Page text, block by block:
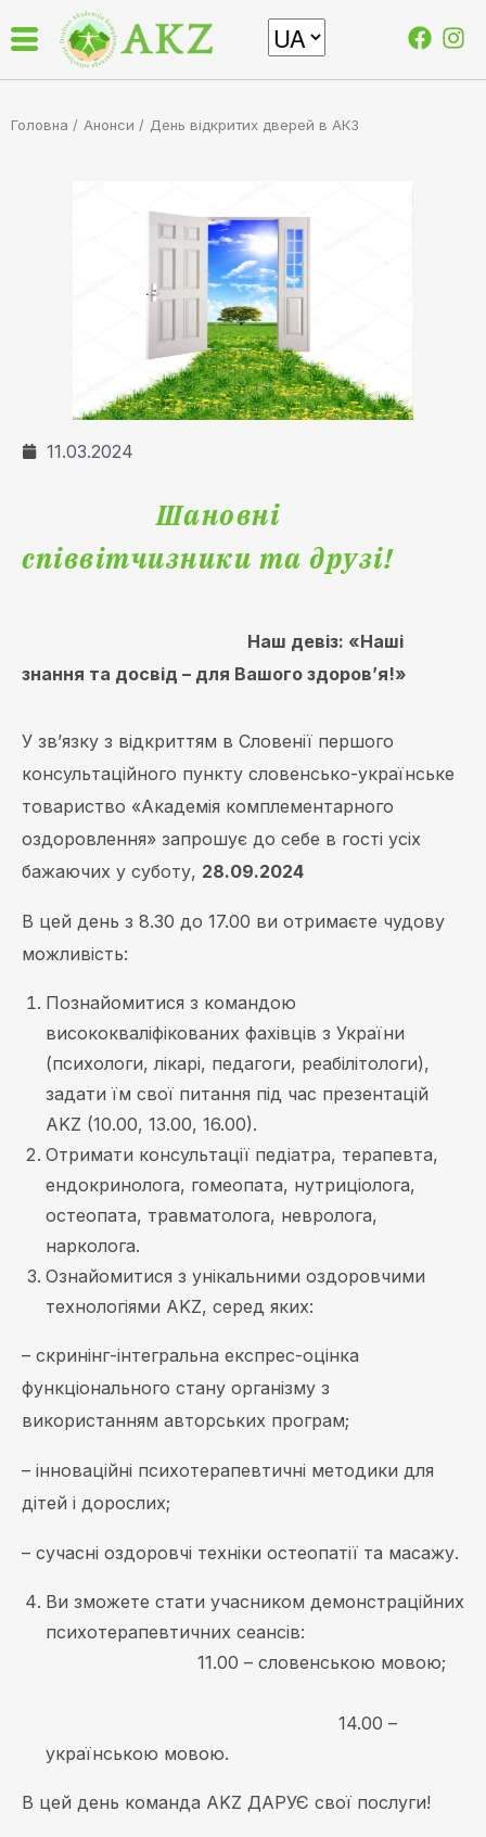
Головна / Анонси / День відкритих дверей в АКЗ
11.03.2024
Шановні
співвітчизники та друзі!
Наш девіз: «Наші
знання та досвід – для Вашого здоров’я!»
У зв’язку з відкриттям в Словенії першого
консультаційного пункту словенсько-українське
товариство «Академія комплементарного
оздоровлення» запрошує до себе в гості усіх
бажаючих у суботу, 28.09.2024
В цей день з 8.30 до 17.00 ви отримаєте чудову
можливість:
Познайомитися з командою
висококваліфікованих фахівців з України
(психологи, лікарі, педагоги, реабілітологи),
задати їм свої питання під час презентацій
AKZ (10.00, 13.00, 16.00).
Отримати консультації педіатра, терапевта,
ендокринолога, гомеопата, нутриціолога,
остеопата, травматолога, невролога,
нарколога.
Ознайомитися з унікальними оздоровчими
технологіями AKZ, серед яких:
– скринінг-інтегральна експрес-оцінка
функціонального стану організму з
використанням авторських програм;
– інноваційні психотерапевтичні методики для
дітей і дорослих;
– сучасні оздоровчі техніки остеопатії та масажу.
Ви зможете стати учасником демонстраційних
психотерапевтичних сеансів:
11.00 – словенською мовою;
14.00 –
українською мовою.
В цей день команда AKZ ДАРУЄ свої послуги!